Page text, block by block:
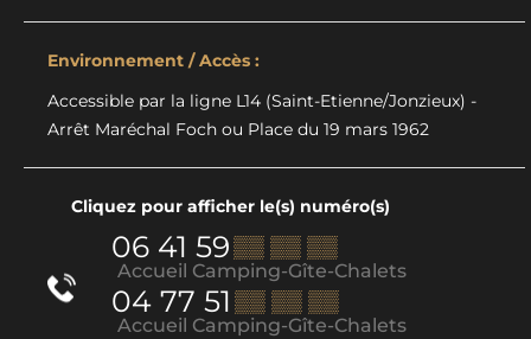
Environnement / Accès :
Accessible par la ligne L14 (Saint-Etienne/Jonzieux) -
Arrêt Maréchal Foch ou Place du 19 mars 1962
Cliquez pour afficher le(s) numéro(s)
06 41 59▒▒ ▒▒ ▒▒
Accueil Camping-Gîte-Chalets
04 77 51 ▒▒ ▒▒ ▒▒
Accueil Camping-Gîte-Chalets